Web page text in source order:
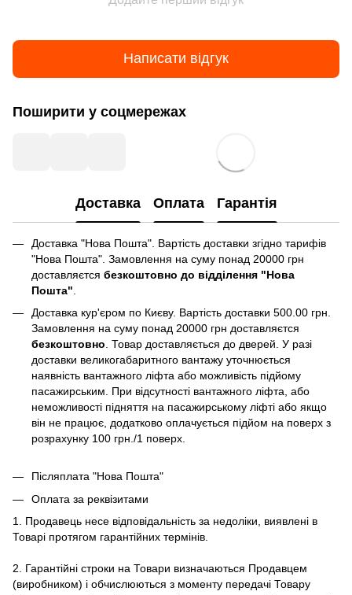
Написати відгук
Поширити у соцмережах
Доставка Оплата Гарантія
Доставка "Нова Пошта". Вартість доставки згідно тарифів
"Нова Пошта". Замовлення на суму понад 20000 грн
доставляєтся безкоштовно до відділення "Нова
Пошта"
Доставка кур'єром по Києву. Вартість доставки 500.00 грн.
Замовлення на суму понад 20000 грн доставляєтся
безкоштовно . Товар доставляється до дверей. У разі
доставки великогабаритного вантажу уточнюється
наявність вантажного ліфта або можливість підйому
пасажирським. При відсутності вантажного ліфта, або
неможливості підняття на пасажирському ліфті або якщо
він не працює, додатково оплачується підйом на поверх з
розрахунку 100 грн./1 поверх.
Післяплата "Нова Пошта"
Оплата за реквізитами
1. Продавець несе відповідальність за недоліки, виявлені в
Товарі протягом гарантійних термінів.
2. Гарантійні строки на Товари визначаються Продавцем
(виробником) і обчислюються з моменту передачі Товару